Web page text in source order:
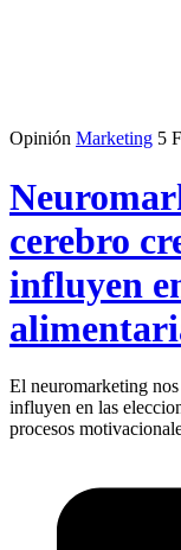
Opinión Marketing 5
cerebro
influyen
El neuromarketing
influyen en las
procesos